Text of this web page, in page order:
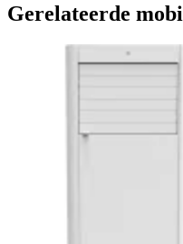
Gerelateerde